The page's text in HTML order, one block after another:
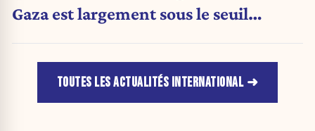
Gaza est largement sous le seuil
TOUTES LES ACTUALITÉS INTERNATIONAL